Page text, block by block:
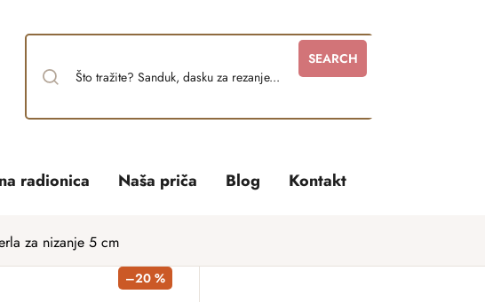
SEARCH
radionica Naša priča Blog Kontakt
za nizanje 5 cm
–20 %